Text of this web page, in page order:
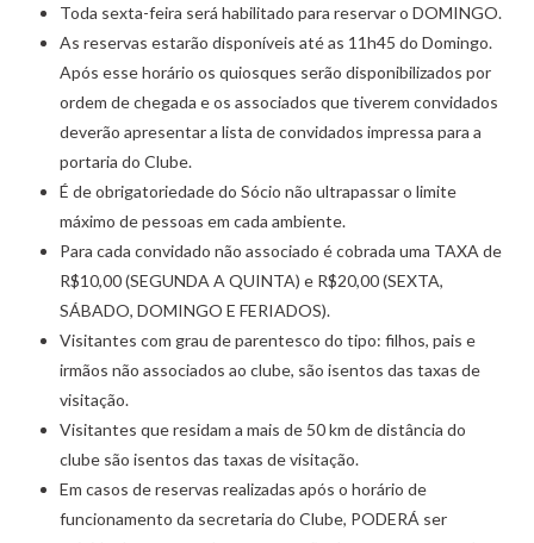
Toda sexta-feira será habilitado para reservar o DOMINGO.
As reservas estarão disponíveis até as 11h45 do Domingo.
Após esse horário os quiosques serão disponibilizados por
ordem de chegada e os associados que tiverem convidados
deverão apresentar a lista de convidados impressa para a
portaria do Clube.
É de obrigatoriedade do Sócio não ultrapassar o limite
máximo de pessoas em cada ambiente.
Para cada convidado não associado é cobrada uma TAXA de
R$10,00 (SEGUNDA A QUINTA) e R$20,00 (SEXTA,
SÁBADO, DOMINGO E FERIADOS).
Visitantes com grau de parentesco do tipo: filhos, pais e
irmãos não associados ao clube, são isentos das taxas de
visitação.
Visitantes que residam a mais de 50 km de distância do
clube são isentos das taxas de visitação.
Em casos de reservas realizadas após o horário de
funcionamento da secretaria do Clube, PODERÁ ser